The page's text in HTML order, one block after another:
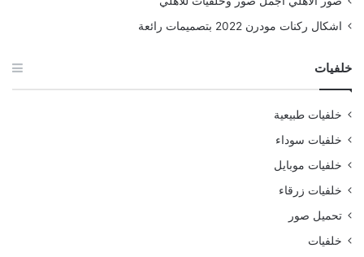
اشكال ركنات مودرن 2022 بتصميمات رائعة
خلفيات
خلفيات طبيعية
خلفيات سوداء
خلفيات موبايل
خلفيات زرقاء
تحميل صور
خلفيات